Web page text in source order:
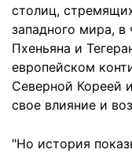
столиц,
западного мира,
Пхеньяна и
европейском
Северной Кореей
свое влияние и
"Но история